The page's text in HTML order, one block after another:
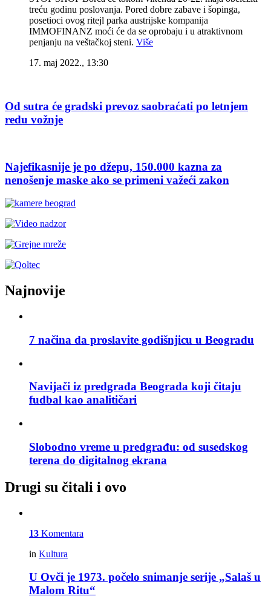
treću godinu poslovanja. Pored dobre zabave i šopinga,
posetioci ovog ritejl parka austrijske kompanija
IMMOFINANZ moći će da se oprobaju i u atraktivnom
penjanju na veštačkoj steni. Više
17. maj 2022., 13:30
Od sutra će gradski prevoz saobraćati po letnjem
redu vožnje
Najefikasnije je po džepu, 150.000 kazna za
nenošenje maske ako se primeni važeći zakon
Najnovije
7 načina da proslavite godišnjicu u Beogradu
Navijači iz predgrađa Beograda koji čitaju
fudbal kao analitičari
Slobodno vreme u predgrađu: od susedskog
terena do digitalnog ekrana
Drugi su čitali i ovo
13 Komentara
in Kultura
U Ovči je 1973. počelo snimanje serije „Salaš u
Malom Ritu“